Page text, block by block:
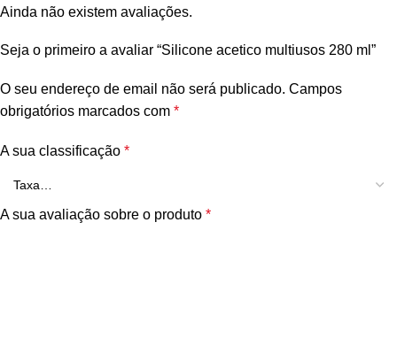
Ainda não existem avaliações.
Seja o primeiro a avaliar “Silicone acetico multiusos 280 ml”
O seu endereço de email não será publicado. Campos
obrigatórios marcados com *
A sua classificação *
A sua avaliação sobre o produto *